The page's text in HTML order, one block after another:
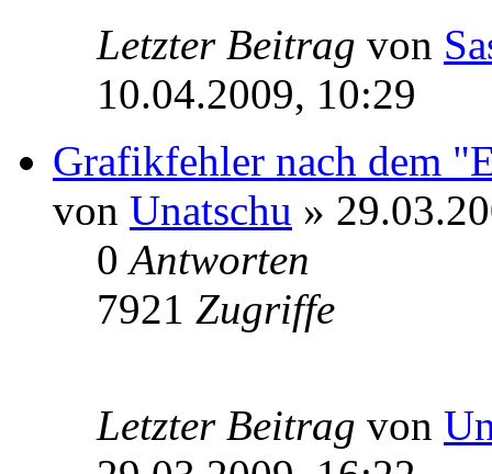
Letzter Beitrag von
10.04.2009, 10:29
Grafikfehler nach dem
von Unatschu »
0Antworten
7921 Zugriffe
Letzter Beitrag von